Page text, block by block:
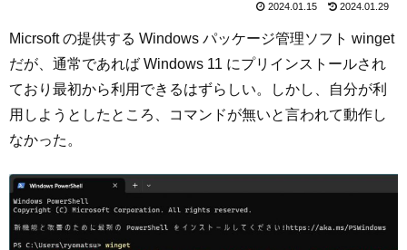
2024.01.15 2024.01.29
Micrsoft の提供する Windows パッケージ管理ソフト winget
だが、通常であれば Windows 11 にプリインストールされ
ており最初から利用できるはずらしい。しかし、自分が利
用しようとしたところ、コマンドが無いと言われて動作し
なかった。